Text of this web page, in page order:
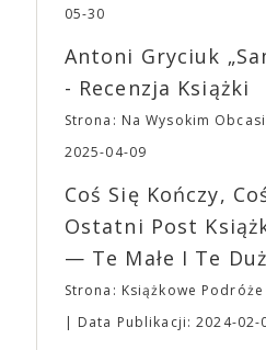
jednego z najbardziej
(„Joker”, „Ona”) w swojej
roli. Twórca kultowych
„Midsommar. W biały
osobisty film, który pozwolił
się z widzami swoimi lękami,
„Bo się boi” w kinach od 21
dotyczył jedynie tych,
Wystawców i Obsługi. Na
Waszych ulubionych
napoje oraz drobne przekąski
planujemy Strefę
fantastycznego czasu
EXPO XXI!
05-30
Antoni Gryciuk
- Recenzja Książki
Strona: Na Wysokim
2025-04-09
Coś Się Kończy,
Ostatni Post
— Te Małe I Te
Strona: Książkowe Podróże
Data Publikacji: 2024-02-